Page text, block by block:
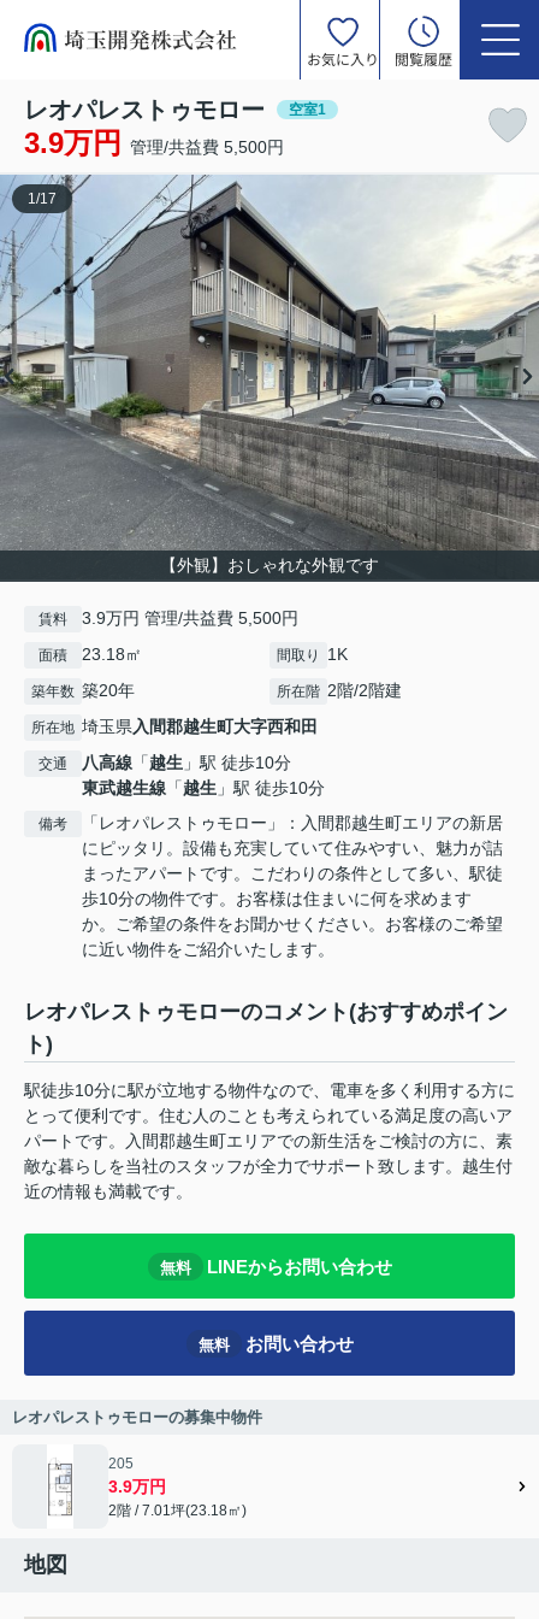
お気に入り 閲覧履歴
レオパレストゥモロー 空室1
3.9万円 管理/共益費 5,500円
【外観】おしゃれな外観です
1 /17
賃料 3.9万円 管理/共益費 5,500円
面積 23.18㎡ 間取り 1K
築年数 築20年 所在階 2階/2階建
所在地 埼玉県 入間郡越生町大字西和田
交通 八高線 「越生 」駅 徒歩10分
東武越生線 「越生 」駅 徒歩10分
備考
「レオパレストゥモロー」：入間郡越生町エリアの新居
にピッタリ。設備も充実していて住みやすい、魅力が詰
まったアパートです。こだわりの条件として多い、駅徒
歩10分の物件です。お客様は住まいに何を求めます
か。ご希望の条件をお聞かせください。お客様のご希望
に近い物件をご紹介いたします。
レオパレストゥモローのコメント(おすすめポイン
ト)
駅徒歩10分に駅が立地する物件なので、電車を多く利用する方に
とって便利です。住む人のことも考えられている満足度の高いア
パートです。入間郡越生町エリアでの新生活をご検討の方に、素
敵な暮らしを当社のスタッフが全力でサポート致します。越生付
近の情報も満載です。
無料 LINEからお問い合わせ
無料 お問い合わせ
レオパレストゥモローの募集中物件
205
3.9万円
2階 / 7.01坪(23.18㎡)
地図